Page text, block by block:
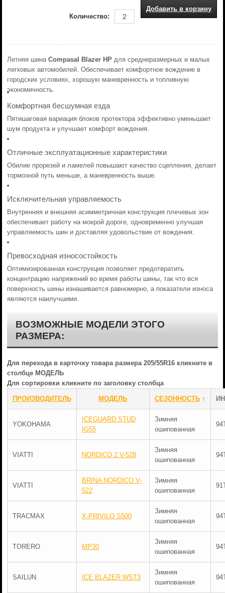
Добавить в корзину
Количество:
Летняя шина Compasal Blazer HPдля среднеразмерных и малых
легковых автомобилей. Обеспечивает комфортное вождение в
городских условиях, хорошую маневренность и топливную
экономичность.
Комфортная бесшумная езда
Пятишаговая вариация блоков протектора эффективно уменьшает
шум продукта и улучшает комфорт вождения.
Отличные эксплуатационные характеристики
Обилие прорезей и ламелей повышают качество сцепления, делает
тормозной путь меньше, а маневренность выше.
Исключительная управляемость
Внутренняя и внешняя асимметричная конструкция плечевых зон
обеспечивает работу на мокрой дороге, одновременно улучшая
управляемость шин и доставляя удовольствие от вождения.
Превосходная износостойкость
Оптимизированная конструкция позволяет предотвратить
концентрацию напряжений во время работы шины, так что вся
поверхность шины изнашивается равномерно, а показатели износа
являются наилучшими.
ВОЗМОЖНЫЕ МОДЕЛИ ЭТОГО
РАЗМЕРА:
Для перехода в карточку товара размера 205/55R16 кликните в
столбце МОДЕЛЬ
Для сортировки кликните по заголовку столбца
ПРОИЗВОДИТЕЛЬ МОДЕЛЬ СЕЗОННОСТЬ↑
YOKOHAMA
ICEGUARD STUD
IG55
Зимняя
ошипованная
VIATTI NORDICO 2 V-528
Зимняя
ошипованная
VIATTI
BRINA NORDICO V-
522
Зимняя
ошипованная
TRACMAX X-PRIVILO S500
Зимняя
ошипованная
TORERO MP30
Зимняя
ошипованная
SAILUN ICE BLAZER WST3
Зимняя
ошипованная